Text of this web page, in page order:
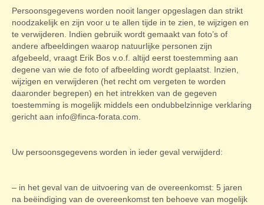
Persoonsgegevens worden nooit langer opgeslagen dan strikt
noodzakelijk en zijn voor u te allen tijde in te zien, te wijzigen en
te verwijderen. Indien gebruik wordt gemaakt van foto’s of
andere afbeeldingen waarop natuurlijke personen zijn
afgebeeld, vraagt Erik Bos v.o.f. altijd eerst toestemming aan
degene van wie de foto of afbeelding wordt geplaatst. Inzien,
wijzigen en verwijderen (het recht om vergeten te worden
daaronder begrepen) en het intrekken van de gegeven
toestemming is mogelijk middels een ondubbelzinnige verklaring
gericht aan info@finca-forata.com.
Uw persoonsgegevens worden in ieder geval verwijderd:
– in het geval van de uitvoering van de overeenkomst: 5 jaren
na beëindiging van de overeenkomst ten behoeve van mogelijk